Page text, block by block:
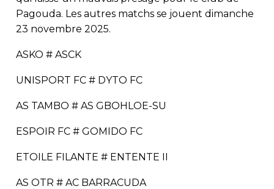
Pagouda. Les autres matchs se jouent dimanche
23 novembre 2025.
ASKO # ASCK
UNISPORT FC # DYTO FC
AS TAMBO # AS GBOHLOE-SU
ESPOIR FC # GOMIDO FC
ETOILE FILANTE # ENTENTE II
AS OTR # AC BARRACUDA